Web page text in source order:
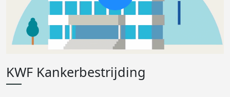
KWF Kankerbestrijding